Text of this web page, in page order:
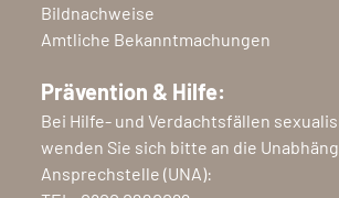
Bildnachweise
Amtliche Bekanntmachungen
Prävention & Hilfe:
Bei Hilfe- und Verdachtsfällen
wenden Sie sich bitte an die
Ansprechstelle (UNA):